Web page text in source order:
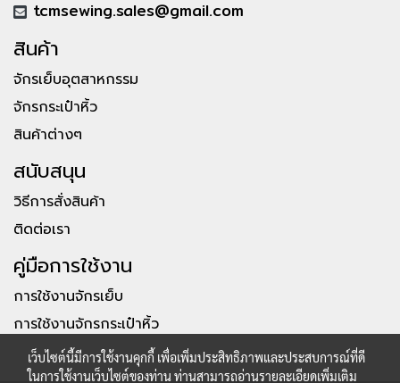
tcmsewing.sales@gmail.com
สินค้า
จักรเย็บอุตสาหกรรม
จักรกระเป๋าหิ้ว
สินค้าต่างๆ
สนับสนุน
วิธีการสั่งสินค้า
ติดต่อเรา
คู่มือการใช้งาน
การใช้งานจักรเย็บ
การใช้งานจักรกระเป๋าหิ้ว
เว็บไซต์นี้มีการใช้งานคุกกี้ เพื่อเพิ่มประสิทธิภาพและประสบการณ์ที่ดี
ในการใช้งานเว็บไซต์ของท่าน ท่านสามารถอ่านรายละเอียดเพิ่มเติม